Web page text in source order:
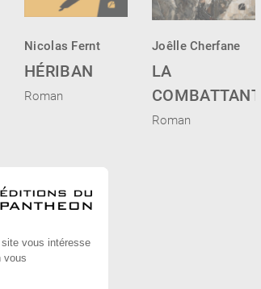
Nicolas Fernt
HÉRIBAN
Roman
Joêlle Cherfane
LA
COMBATTANTE
Roman